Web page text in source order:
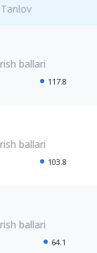
Tanlov
117.8
103.8
64.1